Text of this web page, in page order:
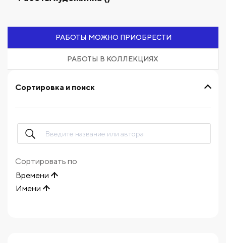
РАБОТЫ МОЖНО ПРИОБРЕСТИ
РАБОТЫ В КОЛЛЕКЦИЯХ
Сортировка и поиск
Сортировать по
Времени
Имени